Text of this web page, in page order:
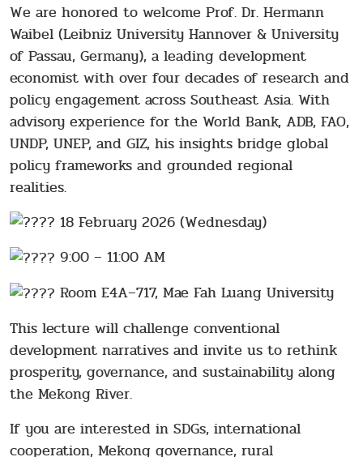
We are honored to welcome Prof. Dr. Hermann
Waibel (Leibniz University Hannover & University
of Passau, Germany), a leading development
economist with over four decades of research and
policy engagement across Southeast Asia. With
advisory experience for the World Bank, ADB, FAO,
UNDP, UNEP, and GIZ, his insights bridge global
policy frameworks and grounded regional
realities.
18 February 2026 (Wednesday)
9:00 – 11:00 AM
Room E4A–717, Mae Fah Luang University
This lecture will challenge conventional
development narratives and invite us to rethink
prosperity, governance, and sustainability along
the Mekong River.
If you are interested in SDGs, international
cooperation, Mekong governance, rural